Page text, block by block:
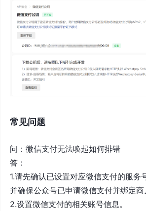
常见问题
问：微信支付无法唤起如何排错
答：
1.请先确认已设置对应微信支付的服务
并确保公众号已申请微信支付并绑定商
2.设置微信支付的相关账号信息。